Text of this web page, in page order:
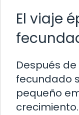
El viaje
Después
fecundado
pequeño
crecimiento.